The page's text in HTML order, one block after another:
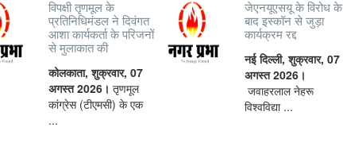
विपक्षी तृणमूल के
प्रतिनिधिमंडल ने दिवंगत
आशा कार्यकर्ता के परिजनों
से मुलाकात की
कोलकाता, शुक्रवार, 07
अगस्त 2026।तृणमूल
कांग्रेस (टीएमसी) के एक
...
जेएनयूएसयू के विरोध के
बाद इस्कॉन से जुड़ा
कार्यक्रम रद्द
नई दिल्ली, शुक्रवार, 07
अगस्त 2026।
जवाहरलाल नेहरू
विश्वविद्या ...